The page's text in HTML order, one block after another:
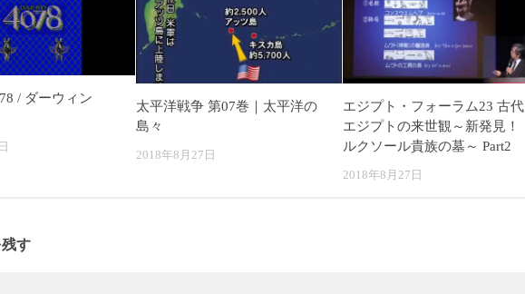
/ ダーウィン
太平洋戦争 第07巻｜太平洋の
島々
2018年8月27日
エジプト・フォーラム23 古代
エジプトの来世観～新発見！
ルクソール貴族の墓～ Part2
2018年8月27日
す